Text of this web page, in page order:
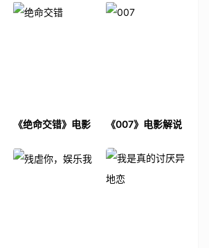
《绝命交错》电影
《007》电影解说